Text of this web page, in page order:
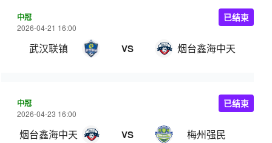
中冠
2026-04-21 16:00
武汉联镇 VS 烟台鑫海中天
已结束
中冠
2026-04-23 16:00
烟台鑫海中天 VS 梅州强民
已结束